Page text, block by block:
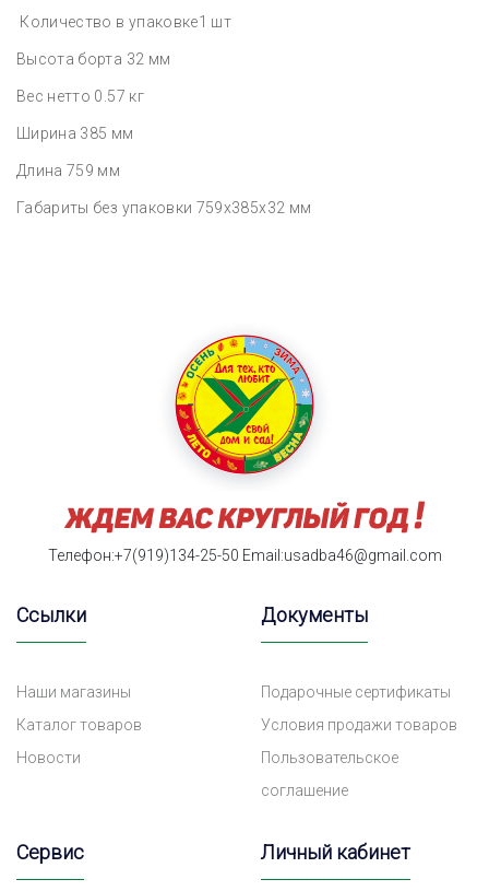
Количество в упаковке1 шт
Высота борта 32 мм
Вес нетто 0.57 кг
Ширина 385 мм
Длина 759 мм
Габариты без упаковки 759x385x32 мм
Телефон:+7(919)134-25-50 Email:usadba46@gmail.com
Ссылки
Наши магазины
Каталог товаров
Новости
Документы
Подарочные сертификаты
Условия продажи товаров
Пользовательское
соглашение
Сервис Личный кабинет